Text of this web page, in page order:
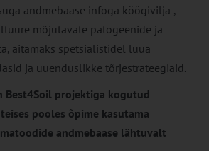
andmebaase infoga köögivilja-,
mõjutavate patogeenide ja
aitamaks spetsialistidel luua
ja uuenduslikke tõrjestrateegiaid.
Best4Soil projektiga kogutud
pooles õpime kasutama
andmebaase lähtuvalt